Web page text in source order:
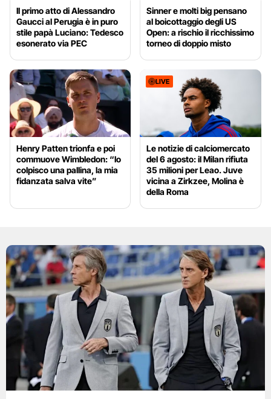
Il primo atto di Alessandro
Gaucci al Perugia è in puro
stile papà Luciano: Tedesco
esonerato via PEC
Sinner e molti big pensano
al boicottaggio degli US
Open: a rischio il ricchissimo
torneo di doppio misto
Henry Patten trionfa e poi
commuove Wimbledon: “Io
colpisco una pallina, la mia
fidanzata salva vite”
LIVE
Le notizie di calciomercato
del 6 agosto: il Milan rifiuta
35 milioni per Leao. Juve
vicina a Zirkzee, Molina è
della Roma